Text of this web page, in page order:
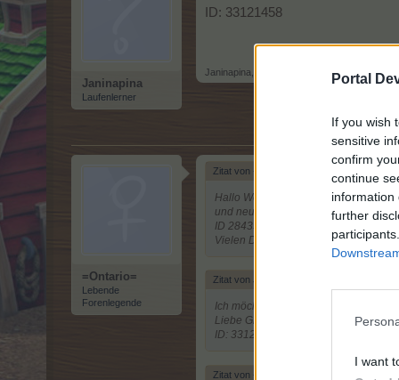
Portal
If you wish
sensitive
confirm
continue
information
further
I want
Janinapina
Laufenlerner
ID: 33121458
Janinapina
=Ontario=
Lebende
Forenlegende
Zitat von -Jason1-:
Hallo Wenn möglich bitte bei mir
und neu einloggen mein Glück
ID 2843370
Vielen Dank im Voraus
Zitat von Janinapina:
Ich möchte mich anschließen. Es läuft
Liebe Grüße
ID: 33121458
Zitat von -Arpi-: